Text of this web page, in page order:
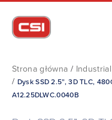
Strona główna /
/ Dysk SSD 2.5”, 3D TLC,
A12.25DLWC.0040B